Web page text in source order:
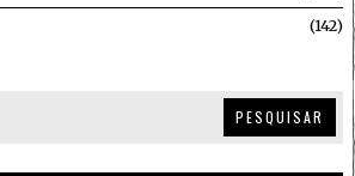
142
PESQUISAR